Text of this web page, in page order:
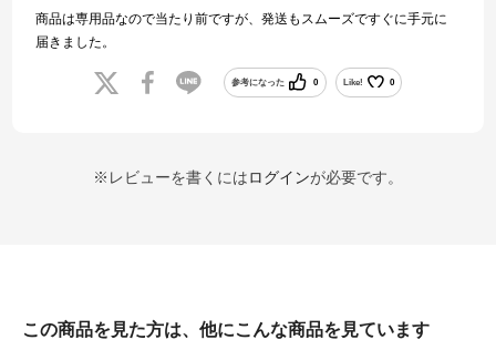
商品は専用品なので当たり前ですが、発送もスムーズですぐに手元に
届きました。
参考になった 0 Like! 0
※レビューを書くにはログインが必要です。
この商品を見た方は、他にこんな商品を見ています